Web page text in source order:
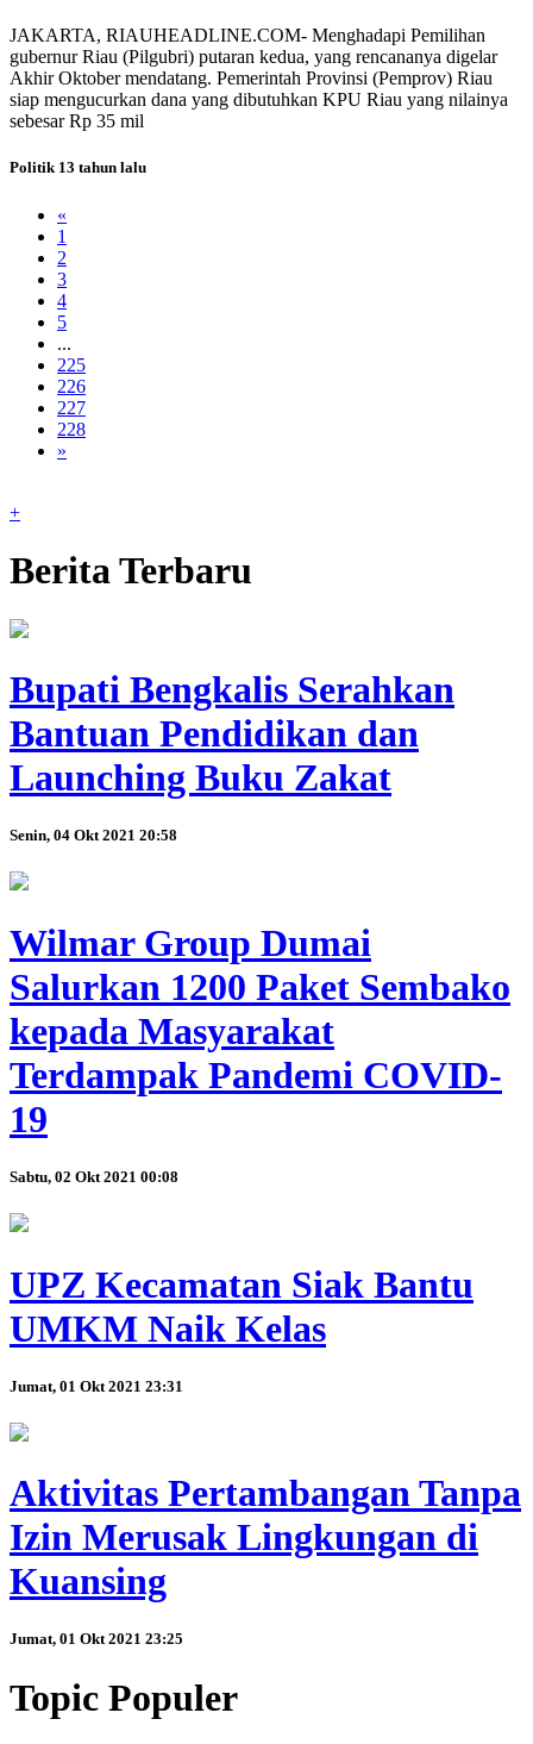
JAKARTA, RIAUHEADLINE.COM- Menghadapi Pemilihan
gubernur Riau (Pilgubri) putaran kedua, yang rencananya digelar
Akhir Oktober mendatang. Pemerintah Provinsi (Pemprov) Riau
siap mengucurkan dana yang dibutuhkan KPU Riau yang nilainya
sebesar Rp 35 mil
Politik 13 tahun lalu
«
1
2
3
4
5
...
225
226
227
228
»
+
Berita Terbaru
Bupati Bengkalis Serahkan
Bantuan Pendidikan dan
Launching Buku Zakat
Senin, 04 Okt 2021 20:58
Wilmar Group Dumai
Salurkan 1200 Paket Sembako
kepada Masyarakat
Terdampak Pandemi COVID-
19
Sabtu, 02 Okt 2021 00:08
UPZ Kecamatan Siak Bantu
UMKM Naik Kelas
Jumat, 01 Okt 2021 23:31
Aktivitas Pertambangan Tanpa
Izin Merusak Lingkungan di
Kuansing
Jumat, 01 Okt 2021 23:25
Topic Populer